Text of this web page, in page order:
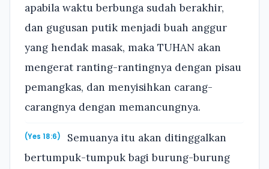
apabila waktu berbunga sudah berakhir,
dan gugusan putik menjadi buah anggur
yang hendak masak, maka TUHAN akan
mengerat ranting-rantingnya dengan pisau
pemangkas, dan menyisihkan carang-
carangnya dengan memancungnya.
(Yes 18:6)
Semuanya itu akan ditinggalkan
bertumpuk-tumpuk bagi burung-burung